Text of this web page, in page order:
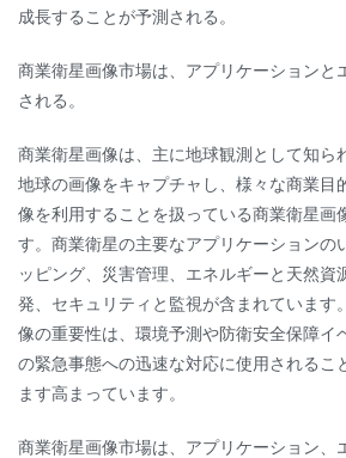
成長することが予測される。
商業衛星画像市場は、アプリケーションと
される。
商業衛星画像は、主に地球観測として知ら
地球の画像をキャプチャし、様々な商業目
像を利用することを扱っている商業衛星画
す。商業衛星の主要なアプリケーションの
ッピング、災害管理、エネルギーと天然資
発、セキュリティと監視が含まれています
像の重要性は、環境予測や防衛安全保障イ
の緊急事態への迅速な対応に使用されるこ
ます高まっています。
商業衛星画像市場は、アプリケーション、